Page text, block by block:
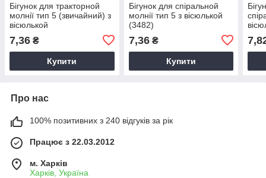
Бігунок для тракторной
молнії тип 5 (звичайний) з
вісюлькой
7,36 ₴
Купити
Бігунок для спіральной
молнії тип 5 з вісюлькой
(3482)
7,36₴
Купити
Про нас
100% позитивних з 240 відгуків за рік
Працює з 22.03.2012
м. Харків
Харків, Україна